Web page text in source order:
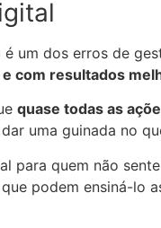
um dos erros de
com resultados
quase todas as
uma guinada no
para quem não
podem ensiná-